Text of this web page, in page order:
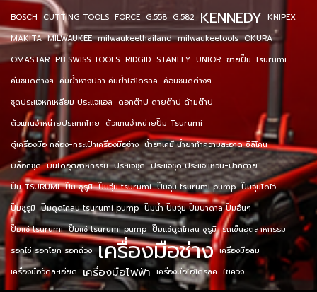
BOSCH CUTTING TOOLS FORCE G.558 G.582 KENNEDY KNIPEX
MAKITA MILWAUKEE milwaukeethailand milwaukeetools OKURA
OMASTAR PB SWISS TOOLS RIDGID STANLEY UNIOR ขายปั๊ม Tsurumi
คีมชนิดต่างๆ คีมย้ำหางปลา คีมย้ำไฮโดรลิค ค้อนชนิดต่างๆ
ชุดประแจหกเหลี่ยม ประแจแอล ดอกต๊าป ดายต๊าป ด้ามต๊าป
ตัวแทนจำหน่ายประเทศไทย ตัวแทนจำหน่ายปั๊ม Tsurumi
ตู้เครื่องมือ กล่อง-กระเป๋าเครื่องมือช่าง น้ำยาเคมี น้ำยาทำความสะอาด ซิลิโคน
บล็อกชุด บันไดอุตสาหกรรม ประแจชุด ประแจชุด ประแจแหวน-ปากตาย
ปั๊ม TSURUMI ปั๊ม ซูรูมิ ปั๊มจุ่ม tsurumi ปั๊มจุ่ม tsurumi pump ปั๊มจุ่มไดโว่
ปั๊มซูรูมิ ปั๊มดูดโคลน tsurumi pump ปั๊มน้ำ ปั๊มจุ่ม ปั๊มบาดาล ปั๊มอื่นๆ
ปั๊มแช่ tsurumi ปั๊มแช่ tsurumi pump ปั๊มแช่ดูดโคลน ซูรูมิ รถเข็นอุตสาหกรรม
รอกโซ่ รอกโยก รอกถ่วง เครื่องมือช่าง เครื่องมือลม
เครื่องมือวัดละเอียด เครื่องมือไฟฟ้า เครื่องมือไฮโดรลิค ไขควง